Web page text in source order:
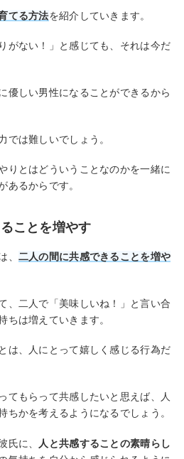
てる方法を紹介していきます。
がない！」と感じても、それは今だ
優しい男性になることができるから
では難しいでしょう。
りとはどういうことなのかを一緒に
あるからです。
ことを増やす
、 二人の間に共感できることを増や
、二人で「美味しいね！」と言い合
ちは増えていきます。
は、人にとって嬉しく感じる行為だ
てもらって共感したいと思えば、人
ちかを考えるようになるでしょう。
氏に、
人と共感することの素晴らし